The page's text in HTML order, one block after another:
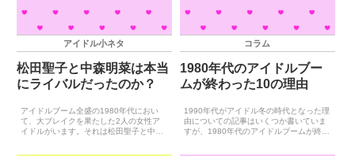
アイドル小ネタ
松田聖子と中森明菜は本当
にライバルだったのか？
アイドルブーム全盛の1980年代におい
て、大ブレイクを果たした2人の女性ア
イドルがいます。それは松田聖子と中森
コラム
1980年代のアイドルブー
ムが終わった10の理由
1990年代がアイドル冬の時代となった理
由についての記事はいくつか書いていま
すが、1980年代のアイドルブームが終わ